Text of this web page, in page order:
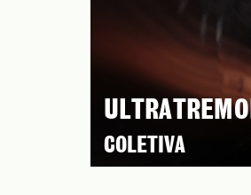
COLETIVA